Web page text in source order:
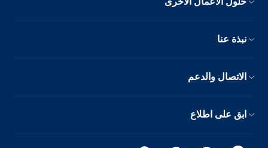
نبذة عنا
الاتصال والدعم
ابق على اطلاع